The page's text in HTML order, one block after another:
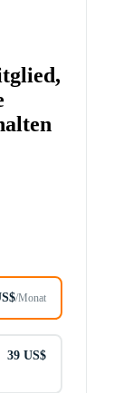
/Monat
39 US$